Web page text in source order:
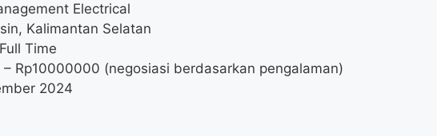
Electrical
Kalimantan Selatan
Time
– Rp10000000 (negosiasi berdasarkan pengalaman)
2024